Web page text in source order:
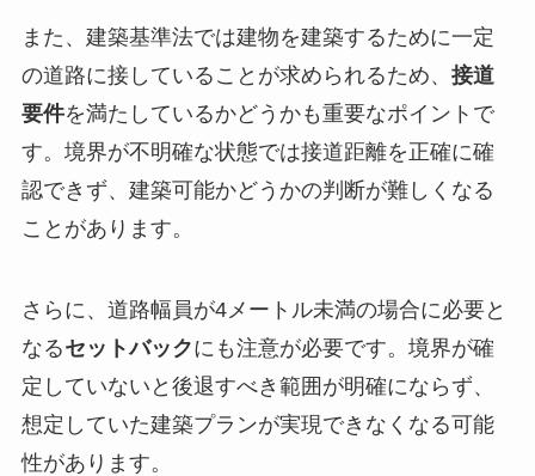
また、建築基準法では建物を建築するために一定
の道路に接していることが求められるため、 接道
要件を満たしているかどうかも重要なポイントで
す。境界が不明確な状態では接道距離を正確に確
認できず、建築可能かどうかの判断が難しくなる
ことがあります。
さらに、道路幅員が4メートル未満の場合に必要と
なるセットバックにも注意が必要です。境界が確
定していないと後退すべき範囲が明確にならず、
想定していた建築プランが実現できなくなる可能
性があります。